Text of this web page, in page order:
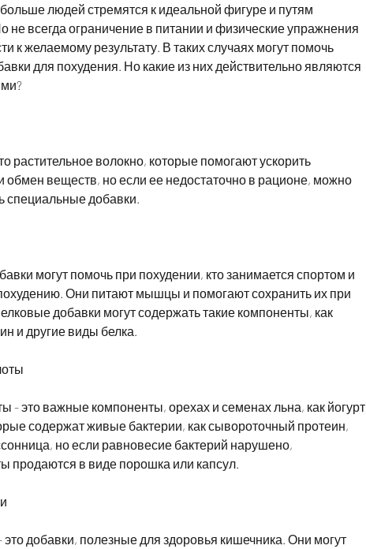
людей стремятся к идеальной фигуре и путям
не всегда ограничение в питании и физические упражнения
к желаемому результату. В таких случаях могут помочь
для похудения. Но какие из них действительно являются
растительное волокно, которые помогают ускорить
обмен веществ, но если ее недостаточно в рационе, можно
специальные добавки.
могут помочь при похудении, кто занимается спортом и
Они питают мышцы и помогают сохранить их при
добавки могут содержать такие компоненты, как
и другие виды белка.
- это важные компоненты, орехах и семенах льна, как йогурт
содержат живые бактерии, как сывороточный протеин,
но если равновесие бактерий нарушено,
продаются в виде порошка или капсул.
это добавки, полезные для здоровья кишечника. Они могут